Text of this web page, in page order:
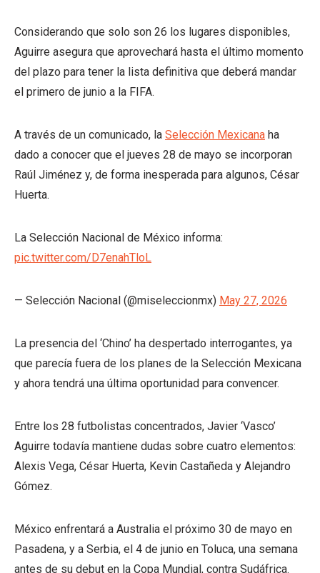
Considerando que solo son 26 los lugares disponibles,
Aguirre asegura que aprovechará hasta el último momento
del plazo para tener la lista definitiva que deberá mandar
el primero de junio a la FIFA.
A través de un comunicado, la Selección Mexicana ha
dado a conocer que el jueves 28 de mayo se incorporan
Raúl Jiménez y, de forma inesperada para algunos, César
Huerta.
La Selección Nacional de México informa:
pic.twitter.com/D7enahTloL
— Selección Nacional (@miseleccionmx) May 27, 2026
La presencia del ‘Chino’ ha despertado interrogantes, ya
que parecía fuera de los planes de la Selección Mexicana
y ahora tendrá una última oportunidad para convencer.
Entre los 28 futbolistas concentrados, Javier ‘Vasco’
Aguirre todavía mantiene dudas sobre cuatro elementos:
Alexis Vega, César Huerta, Kevin Castañeda y Alejandro
Gómez.
México enfrentará a Australia el próximo 30 de mayo en
Pasadena, y a Serbia, el 4 de junio en Toluca, una semana
antes de su debut en la Copa Mundial, contra Sudáfrica.